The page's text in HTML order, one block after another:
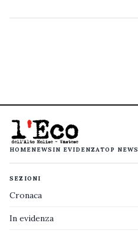
HOMENEWS IN EVIDENZATOP NEWS
SEZIONI
Cronaca
In evidenza